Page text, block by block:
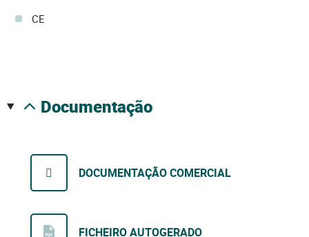
CE
documentação
DOCUMENTAÇÃO COMERCIAL
FICHEIRO AUTOGERADO